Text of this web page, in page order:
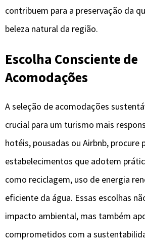
contribuem para a preservação da
beleza natural da região.
Escolha Consciente de
Acomodações
A seleção de acomodações
crucial para um turismo mais
hotéis, pousadas ou Airbnb, procure
estabelecimentos que adotem
como reciclagem, uso de energia
eficiente da água. Essas escolhas
impacto ambiental, mas também
comprometidos com a